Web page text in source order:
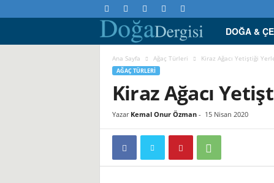
o
ğ
a
D
e
DOĞA &
Ana Sayfa Ağaç Türleri Kiraz Ağacı Yetiştiği
AĞAÇ TÜRLERI
Kiraz Ağacı
Yazar Kemal Onur Özman- 15 Nisan 2020